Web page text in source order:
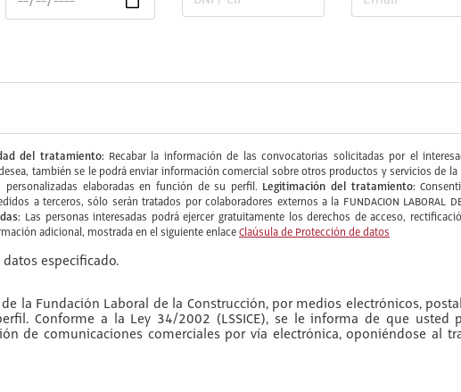
del tratamiento: Recabar la información de las convocatorias solicitadas por el
también se le podrá enviar información comercial sobre otros productos y servicios de la
personalizadas elaboradas en función de su perfil. Legitimación del tratamiento:
a terceros, sólo serán tratados por colaboradores externos a la FUNDACION LABORAL DE
Las personas interesadas podrá ejercer gratuitamente los derechos de acceso,
adicional, mostrada en el siguiente enlace Claúsula de Protección de datos
especificado.
la Fundación Laboral de la Construcción, por medios electrónicos,
Conforme a la Ley 34/2002 (LSSICE), se le informa de que usted
de comunicaciones comerciales por vía electrónica, oponiéndose al